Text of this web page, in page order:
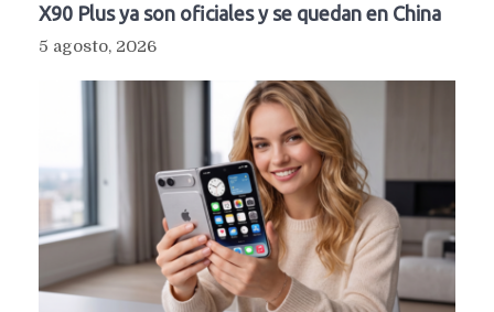
X90 Plus ya son oficiales y se quedan en China
5 agosto, 2026